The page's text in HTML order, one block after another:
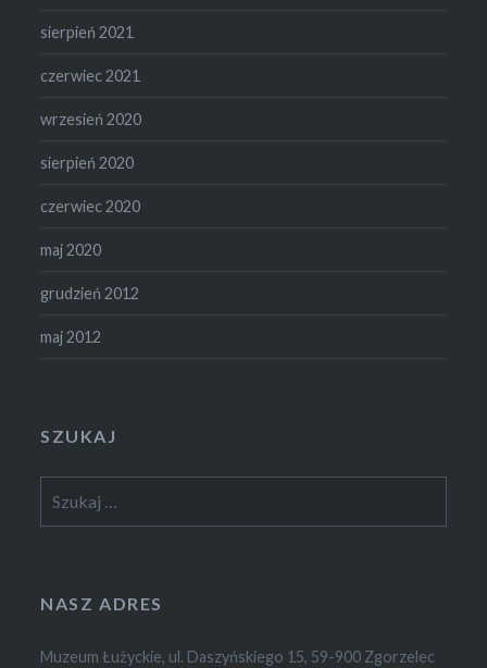
sierpień 2021
czerwiec 2021
wrzesień 2020
sierpień 2020
czerwiec 2020
maj 2020
grudzień 2012
maj 2012
SZUKAJ
NASZ ADRES
Muzeum Łużyckie, ul. Daszyńskiego 15, 59-900 Zgorzelec